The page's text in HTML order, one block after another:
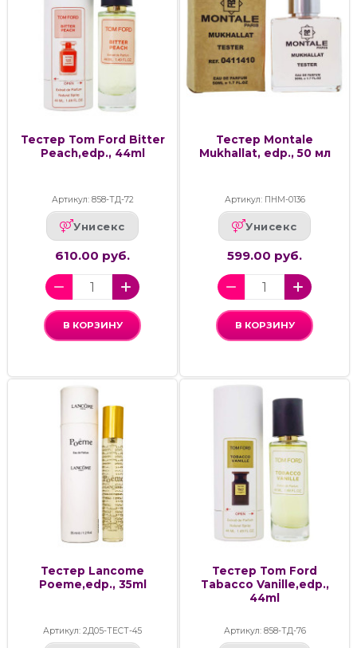
Тестер Tom Ford Bitter
Peach,edp., 44ml
Артикул: 858-ТД-72
Унисекс
610.00 руб.
В КОРЗИНУ
Тестер Montale
Mukhallat, edp., 50 мл
Артикул: ПНМ-0136
Унисекс
599.00 руб.
В КОРЗИНУ
Тестер Lancome
Poeme,edp., 35ml
Артикул: 2Д05-ТЕСТ-45
Тестер Tom Ford
Tabacco Vanille,edp.,
44ml
Артикул: 858-ТД-76